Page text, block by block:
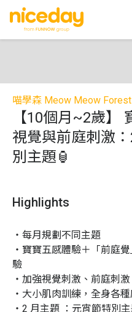
喵學森 Meow Meow Forest
【10個月~2歲】
視覺與前庭刺激
別主題🏮
Highlights
・每月規劃不同主題
・寶寶五感體驗＋「前庭
驗
・加強視覺刺激、前庭刺
・大小肌肉訓練，全身各
・2 月主題 ：元宵節特別主